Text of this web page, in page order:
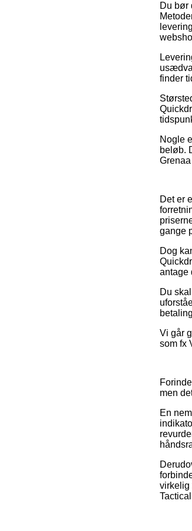
Du bør
finder
Nogle
beløb.
Det er
gange
Dog
antage
Du
Vi går
som fx
men
En
virkelig